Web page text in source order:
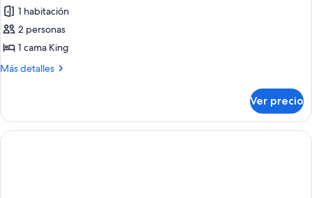
1 habitación
2 personas
1 cama King
Más detalles
Más
Deluxe,
cama
Ver precio